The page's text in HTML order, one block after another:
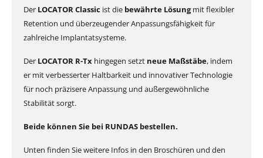
Der LOCATOR Classic ist die bewährte Lösungmit flexibler
Retention und überzeugender Anpassungsfähigkeit für
zahlreiche Implantatsysteme.
Der LOCATOR R-Tx hingegen setzt neue Maßstäbe, indem
er mit verbesserter Haltbarkeit und innovativer Technologie
für noch präzisere Anpassung und außergewöhnliche
Stabilität sorgt.
Beide können Sie bei RUNDAS bestellen.
Unten finden Sie weitere Infos in den Broschüren und den